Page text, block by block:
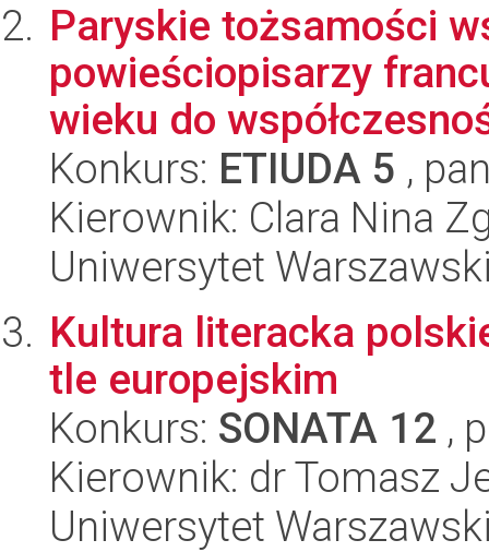
Paryskie tożsamości
powieściopisarzy
wieku do
Konkurs: ETIUDA 5 ,
Kierownik: Clara Nina
Uniwersytet
Kultura literacka
tle europejskim
Konkurs: SONATA 12 ,
Kierownik: dr Tomasz
Uniwersytet